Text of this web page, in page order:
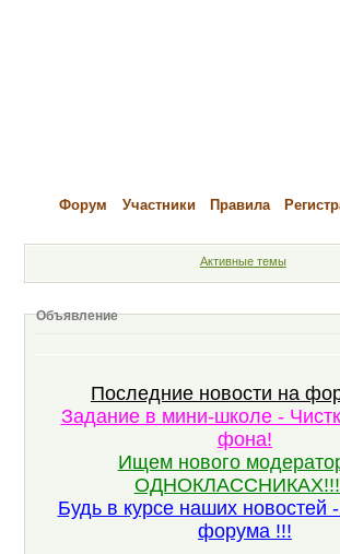
Форум Участники Правила
Активные темы
Объявление
Последние новости на
Задание в мини-школе -
фона!
Ищем нового
Будь в курсе наших новостей
форума !!!